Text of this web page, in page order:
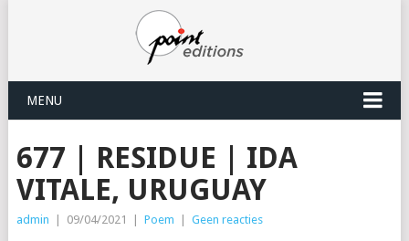
MENU
677 | RESIDUE | IDA
VITALE, URUGUAY
admin 09/04/2021 Poem Geen reacties